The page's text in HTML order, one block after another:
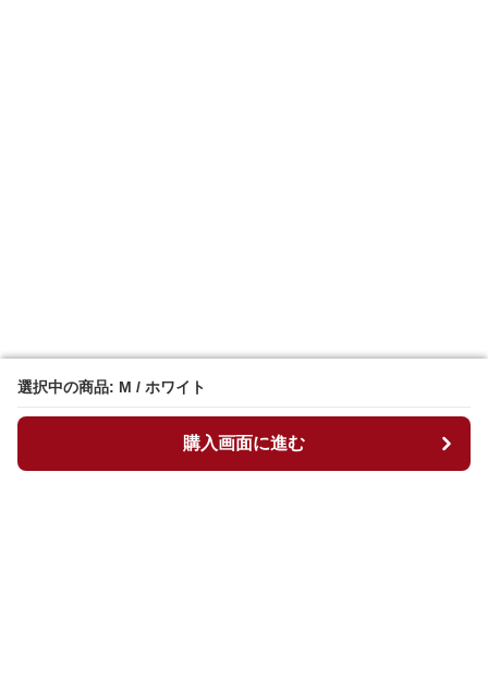
選択中の商品: M / ホワイト
購入画面に進む
選択中の商品: M / ホワイト
購入画面に進む